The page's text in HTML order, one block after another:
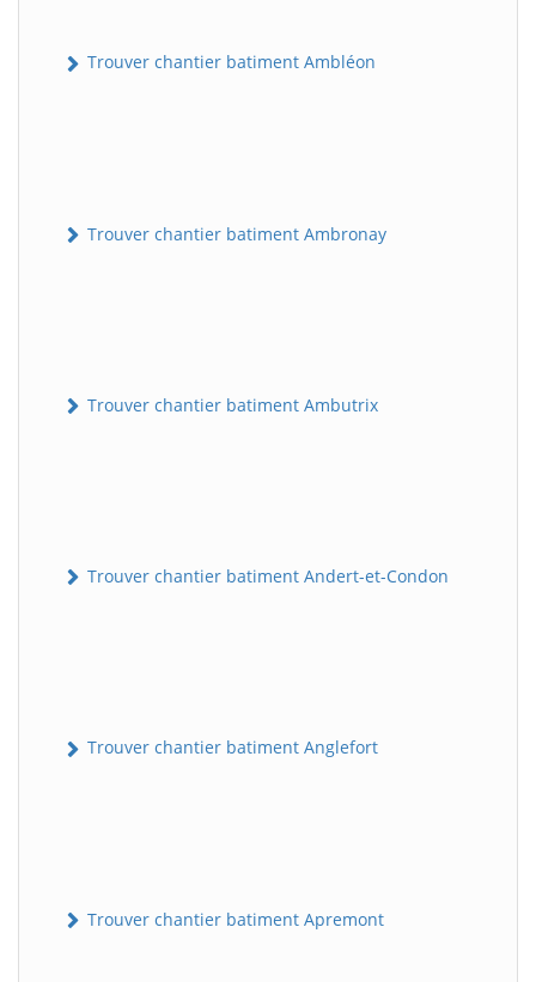
Trouver chantier batiment Ambléon
Trouver chantier batiment Ambronay
Trouver chantier batiment Ambutrix
Trouver chantier batiment Andert-et-Condon
Trouver chantier batiment Anglefort
Trouver chantier batiment Apremont